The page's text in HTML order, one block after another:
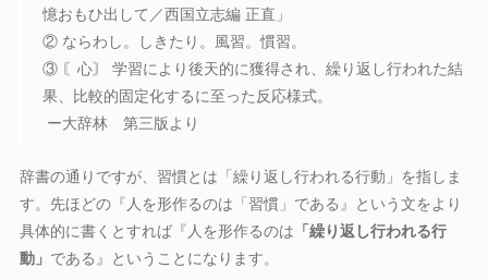
憶おもひ出して／西国立志編 正直」
② ならわし。しきたり。風習。慣習。
③ 〘心〙 学習により後天的に獲得され、繰り返し行われた結
果、比較的固定化するに至った反応様式。
ー大辞林 第三版より
辞書の通りですが、習慣とは「繰り返し行われる行動」を指しま
す。先ほどの『人を形作るのは「習慣」である』という文をより
具体的に書くとすれば『人を形作るのは 「繰り返し行われる行
動」 である』ということになります。